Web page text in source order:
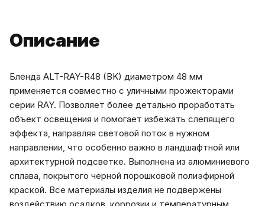
Описание
Бленда ALT-RAY-R48 (BK) диаметром 48 мм
применяется совместно с уличными прожекторами
серии RAY. Позволяет более детально проработать
объект освещения и помогает избежать слепящего
эффекта, направляя световой поток в нужном
направлении, что особенно важно в ландшафтной или
архитектурной подсветке. Выполнена из алюминиевого
сплава, покрытого черной порошковой полиэфирной
краской. Все материалы изделия не подвержены